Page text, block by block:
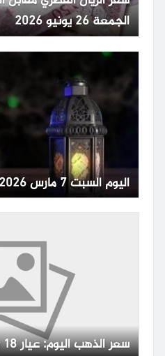
الجمعة 26 يونيو 2026
اليوم السبت 7 مارس 2026 يوافق كام رمضان
سعر الذهب اليوم: عيار 18 يسجل 6248 جنيها